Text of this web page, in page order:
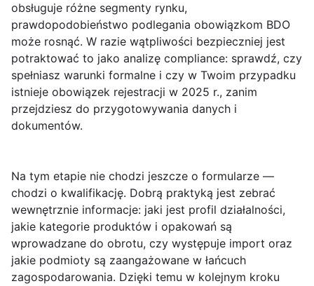
obsługuje różne segmenty rynku,
prawdopodobieństwo podlegania obowiązkom BDO
może rosnąć. W razie wątpliwości bezpieczniej jest
potraktować to jako analizę compliance: sprawdź, czy
spełniasz warunki formalne i czy w Twoim przypadku
istnieje obowiązek rejestracji w 2025 r., zanim
przejdziesz do przygotowywania danych i
dokumentów.
Na tym etapie nie chodzi jeszcze o formularze —
chodzi o kwalifikację. Dobrą praktyką jest zebrać
wewnętrznie informacje: jaki jest profil działalności,
jakie kategorie produktów i opakowań są
wprowadzane do obrotu, czy występuje import oraz
jakie podmioty są zaangażowane w łańcuch
zagospodarowania. Dzięki temu w kolejnym kroku